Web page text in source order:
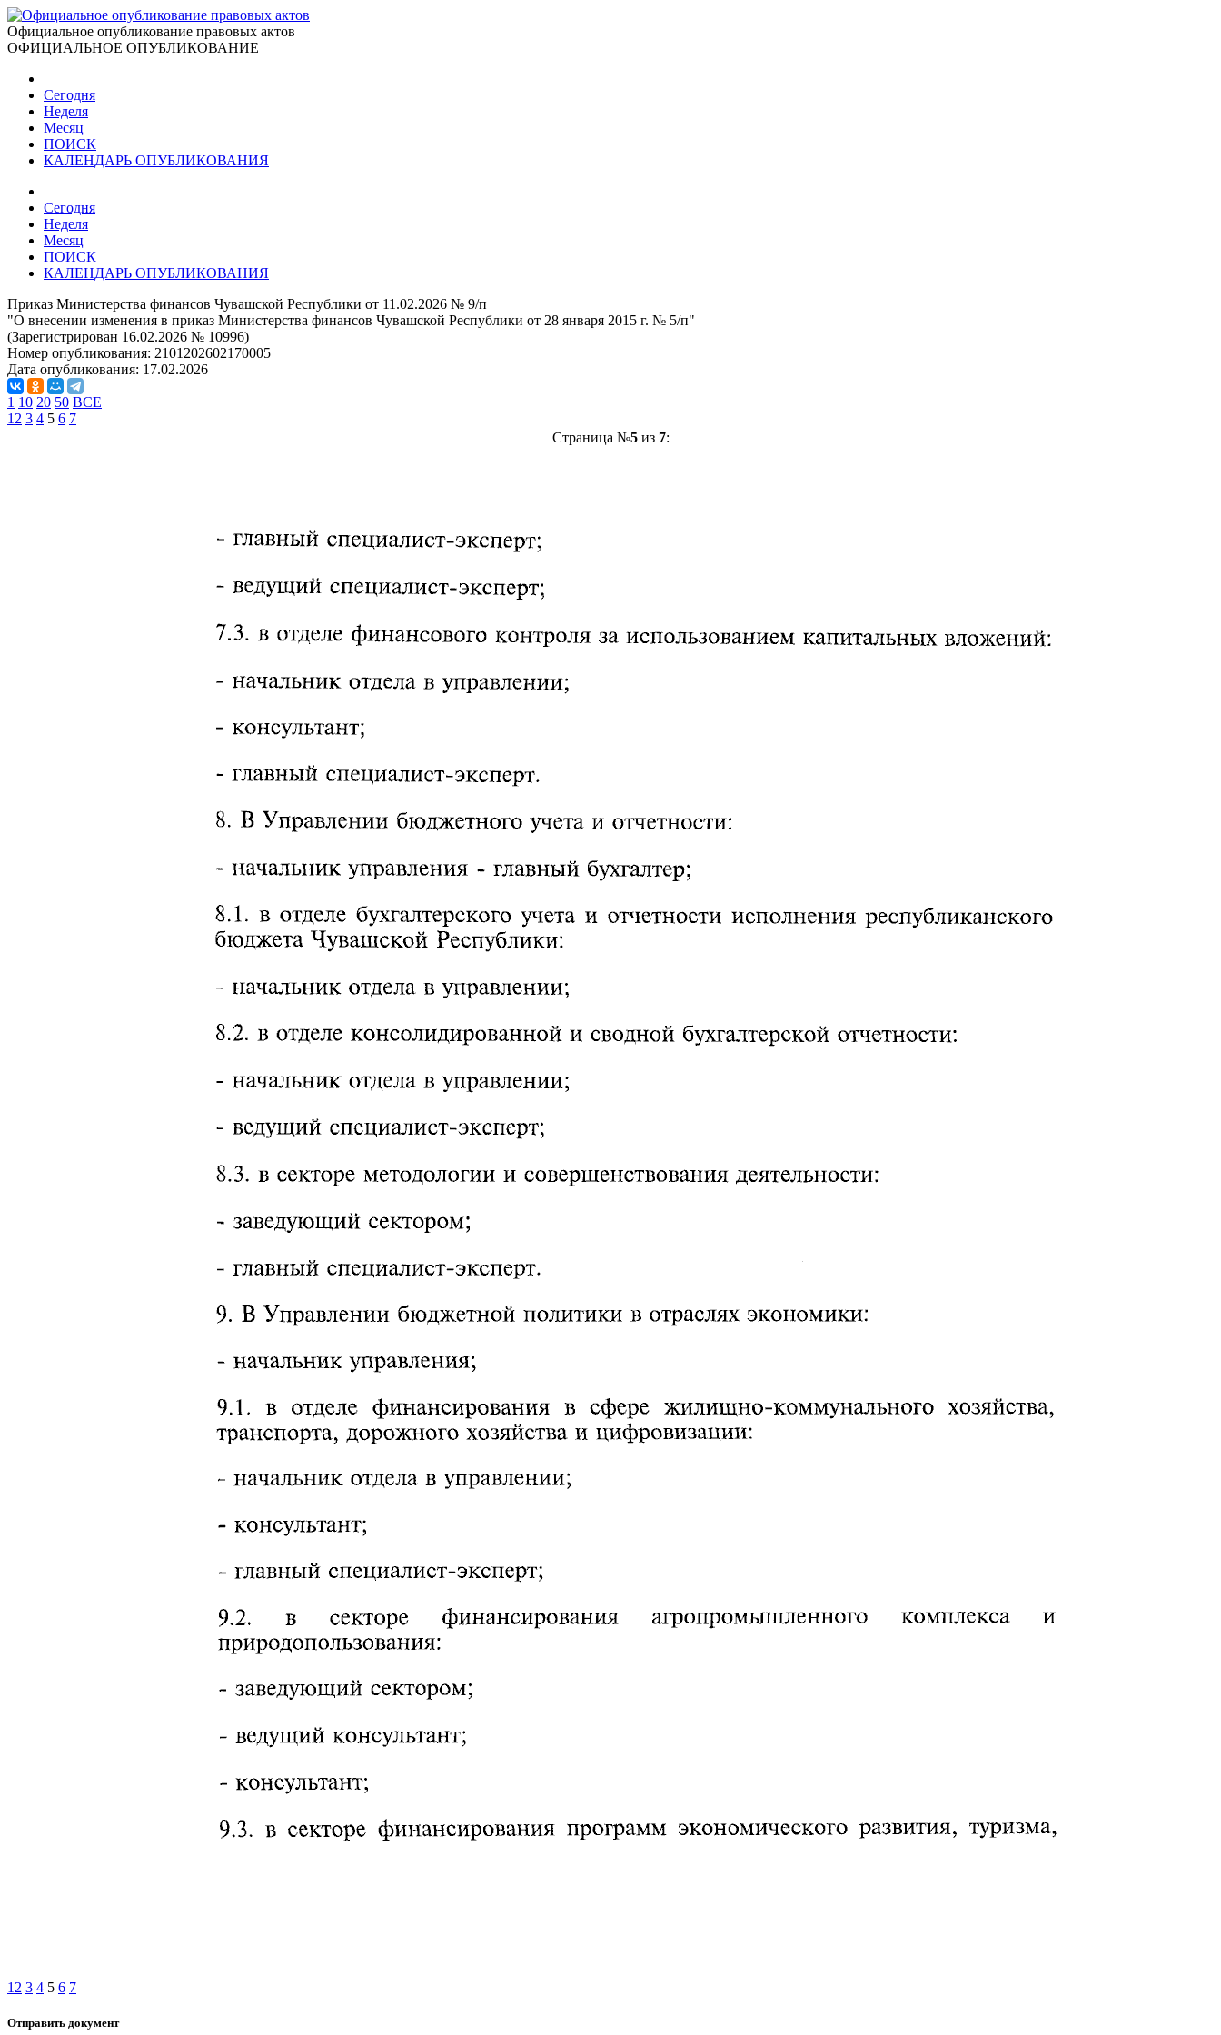
Официальное опубликование правовых актов
ОФИЦИАЛЬНОЕ ОПУБЛИКОВАНИЕ
Сегодня
Неделя
Месяц
ПОИСК
КАЛЕНДАРЬ ОПУБЛИКОВАНИЯ
Сегодня
Неделя
Месяц
ПОИСК
КАЛЕНДАРЬ ОПУБЛИКОВАНИЯ
Приказ Министерства финансов Чувашской Республики от 11.02.2026 № 9/п
"О внесении изменения в приказ Министерства финансов Чувашской Республики от 28 января 2015 г. № 5/п"
(Зарегистрирован 16.02.2026 № 10996)
Номер опубликования: 2101202602170005
Дата опубликования: 17.02.2026
1 10 20 50 ВСЕ
1 2 3 4 5 6 7
Страница №5из 7:
1 2 3 4 5 6 7
Отправить документ